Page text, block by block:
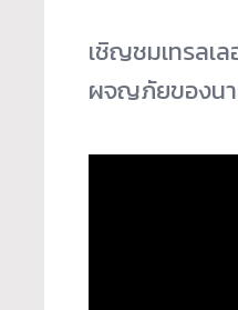
เชิญชมเทรลเ
ผจญภัยของน